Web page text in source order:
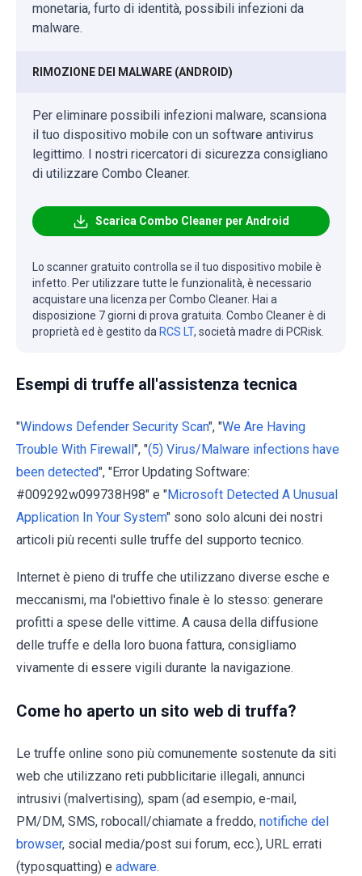
monetaria, furto di identità, possibili infezioni da
malware.
RIMOZIONE DEI MALWARE (ANDROID)
Per eliminare possibili infezioni malware, scansiona
il tuo dispositivo mobile con un software antivirus
legittimo. I nostri ricercatori di sicurezza consigliano
di utilizzare Combo Cleaner.
Scarica Combo Cleaner per Android
Lo scanner gratuito controlla se il tuo dispositivo mobile è
infetto. Per utilizzare tutte le funzionalità, è necessario
acquistare una licenza per Combo Cleaner. Hai a
disposizione 7 giorni di prova gratuita. Combo Cleaner è di
proprietà ed è gestito da RCS LT, società madre di PCRisk.
Esempi di truffe all'assistenza tecnica
"Windows Defender Security Scan", "We Are Having
Trouble With Firewall", "(5) Virus/Malware infections have
been detected", "Error Updating Software:
#009292w099738H98" e "Microsoft Detected A Unusual
Application In Your System" sono solo alcuni dei nostri
articoli più recenti sulle truffe del supporto tecnico.
Internet è pieno di truffe che utilizzano diverse esche e
meccanismi, ma l'obiettivo finale è lo stesso: generare
profitti a spese delle vittime. A causa della diffusione
delle truffe e della loro buona fattura, consigliamo
vivamente di essere vigili durante la navigazione.
Come ho aperto un sito web di truffa?
Le truffe online sono più comunemente sostenute da siti
web che utilizzano reti pubblicitarie illegali, annunci
intrusivi (malvertising), spam (ad esempio, e-mail,
PM/DM, SMS, robocall/chiamate a freddo, notifiche del
browser, social media/post sui forum, ecc.), URL errati
(typosquatting) e adware.